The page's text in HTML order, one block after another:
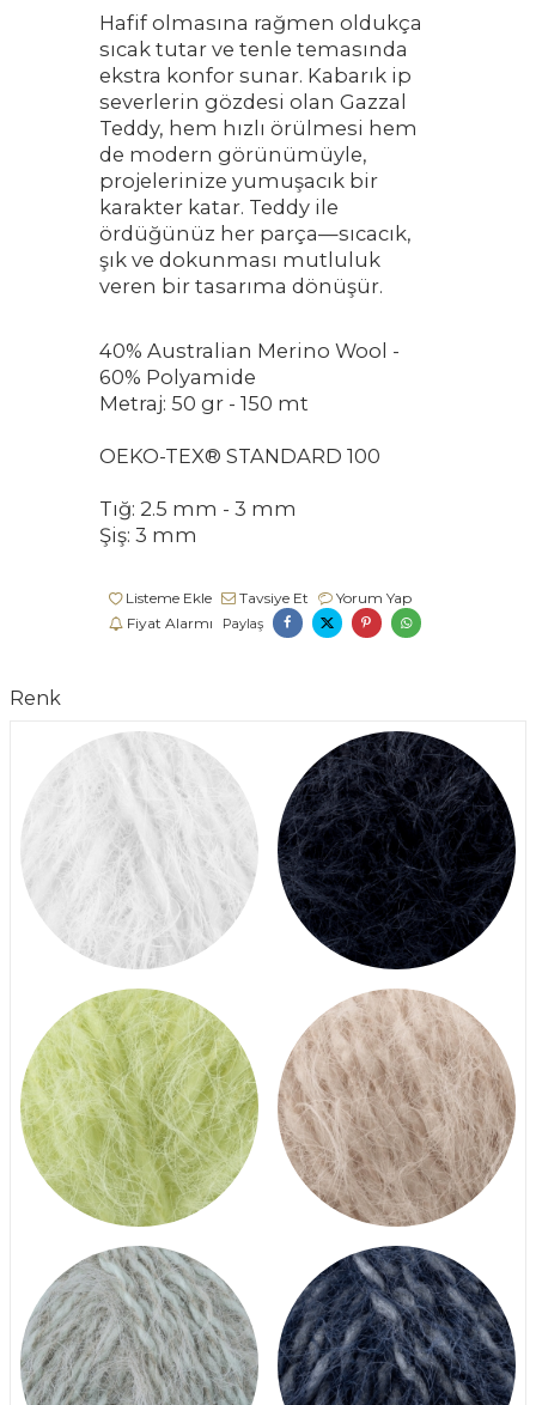
Hafif olmasına rağmen oldukça
sıcak tutar ve tenle temasında
ekstra konfor sunar. Kabarık ip
severlerin gözdesi olan Gazzal
Teddy, hem hızlı örülmesi hem
de modern görünümüyle,
projelerinize yumuşacık bir
karakter katar. Teddy ile
ördüğünüz her parça—sıcacık,
şık ve dokunması mutluluk
veren bir tasarıma dönüşür.
40% Australian Merino Wool -
60% Polyamide
Metraj: 50 gr - 150 mt
OEKO-TEX® STANDARD 100
Tığ: 2.5 mm - 3 mm
Şiş: 3 mm
Listeme Ekle Tavsiye Et
Yorum Yap
Fiyat Alarmı
Paylaş
Renk